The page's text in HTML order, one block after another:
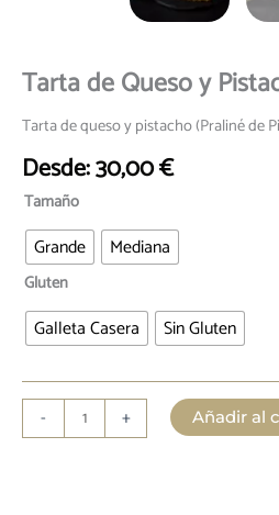
Tarta de Queso y
Tarta de queso y pistacho (Praliné de
Desde:30,00€
Tamaño
Grande Mediana
Gluten
Galleta Casera Sin Gluten
-
de
+ Añadir al